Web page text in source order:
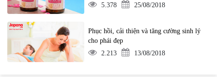
5.378
25/08/2018
Phục hồi, cải thiện và tăng cường sinh lý
cho phái đẹp
2.213
13/08/2018